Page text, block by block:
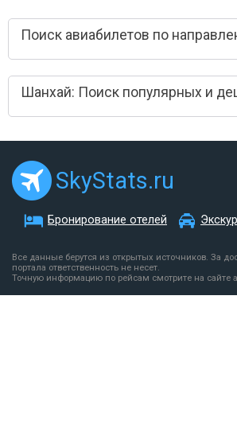
Поиск авиабилетов по
Шанхай: Поиск популярных и
SkyStats.ru
Бронирование отелей
Все данные берутся из открытых источников. За
портала ответственность не несет.
Точную информацию по рейсам смотрите на сайте